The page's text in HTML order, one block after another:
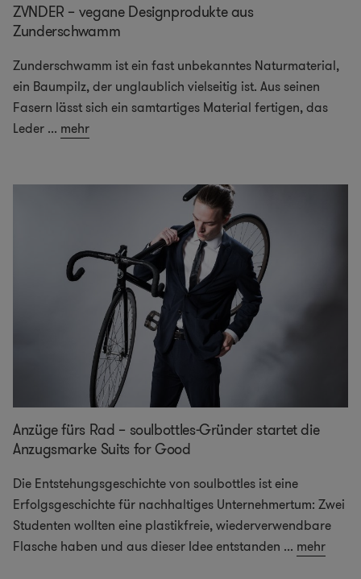
ZVNDER – vegane Designprodukte aus
Zunderschwamm
Zunderschwamm ist ein fast unbekanntes Naturmaterial,
ein Baumpilz, der unglaublich vielseitig ist. Aus seinen
Fasern lässt sich ein samtartiges Material fertigen, das
Leder ... mehr
Anzüge fürs Rad – soulbottles-Gründer startet die
Anzugsmarke Suits for Good
Die Entstehungsgeschichte von soulbottles ist eine
Erfolgsgeschichte für nachhaltiges Unternehmertum: Zwei
Studenten wollten eine plastikfreie, wiederverwendbare
Flasche haben und aus dieser Idee entstanden ... mehr